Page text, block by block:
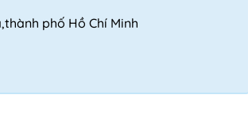
phố Hồ Chí Minh